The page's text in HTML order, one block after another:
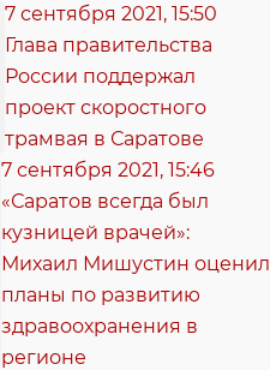
7 сентября 2021, 15:50
Глава правительства
России поддержал
проект скоростного
трамвая в Саратове
7 сентября 2021, 15:46
«Саратов всегда был
кузницей врачей»:
Михаил Мишустин оценил
планы по развитию
здравоохранения в
регионе